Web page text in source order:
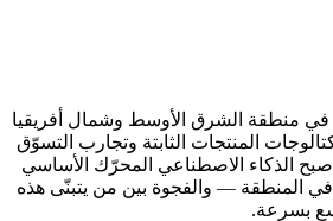
في منطقة الشرق الأوسط وشمال أفريقيا
المنتجات الثابتة وتجارب التسوّق
في عام 2026، أصبح الذكاء الاصطناعي المحرّك الأساسي
في المنطقة — والفجوة بين من يتبنّى هذه
بسرعة.